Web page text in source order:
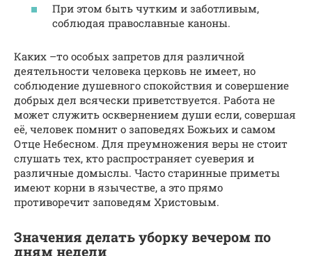
При этом быть чутким и заботливым,
соблюдая православные каноны.
Каких –то особых запретов для различной
деятельности человека церковь не имеет, но
соблюдение душевного спокойствия и совершение
добрых дел всячески приветствуется. Работа не
может служить осквернением души если, совершая
её, человек помнит о заповедях Божьих и самом
Отце Небесном. Для преумножения веры не стоит
слушать тех, кто распространяет суеверия и
различные домыслы. Часто старинные приметы
имеют корни в язычестве, а это прямо
противоречит заповедям Христовым.
Значения делать уборку вечером по
дням недели